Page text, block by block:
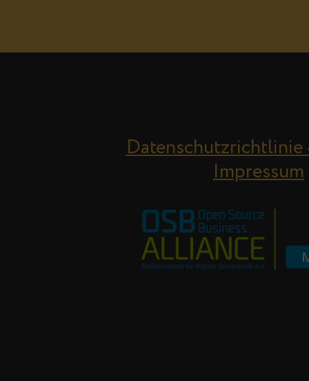
Datenschutzrichtlinie
Impressum